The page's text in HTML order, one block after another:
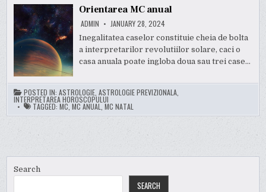
Orientarea MC anual
ADMIN JANUARY 28, 2024
Inegalitatea caselor constituie cheia de bolta
a interpretarilor revolutiilor solare, caci o
casa anuala poate ingloba doua sau trei case…
POSTED IN:ASTROLOGIE,ASTROLOGIE PREVIZIONALA,
INTERPRETAREA HOROSCOPULUI
TAGGED:MC,MC ANUAL,MC NATAL
Search
SEARCH